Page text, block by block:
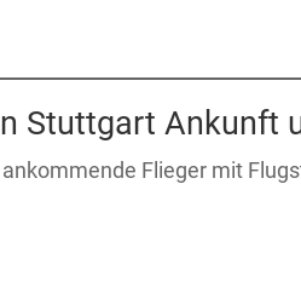
Stuttgart Ankunft
Flieger mit